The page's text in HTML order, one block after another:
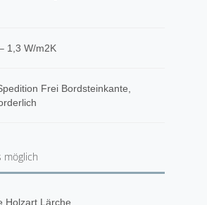
1,3 W/m2K
Frei Bordsteinkante,
möglich
Holzart Lärche